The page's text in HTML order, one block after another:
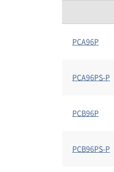
PCA96P
PCA96PS-P
PCB96P
PCB96PS-P